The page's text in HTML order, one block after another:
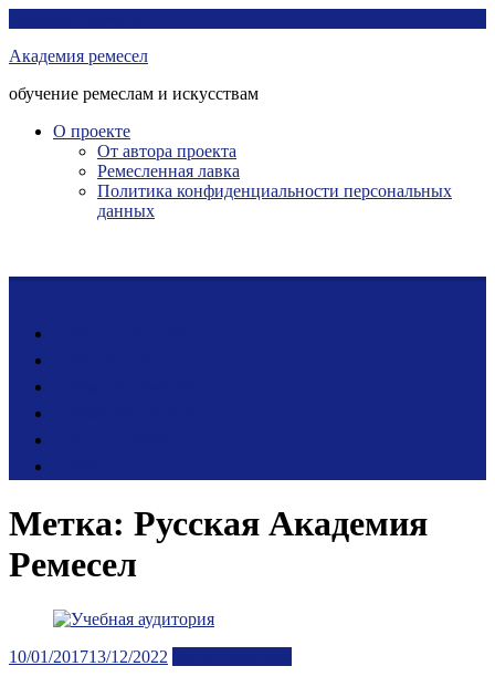
контенту
Академия ремесел
обучение ремеслам и искусствам
О проекте
От автора проекта
Ремесленная лавка
Политика конфиденциальности персональных
данных
Метка: Русская Академия
Ремесел
Posted
10/01/201713/12/2022